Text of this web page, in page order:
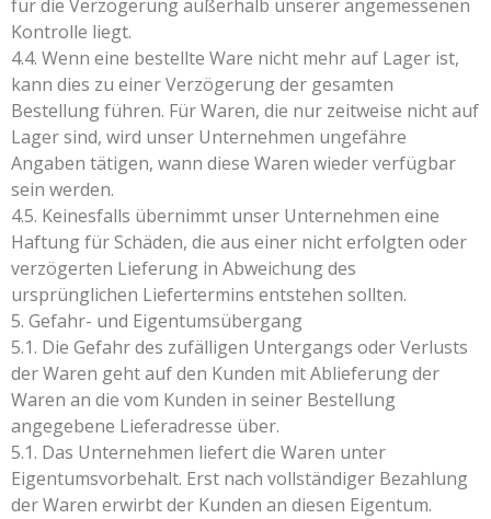
für die Verzögerung außerhalb unserer angemessenen
Kontrolle liegt.
4.4. Wenn eine bestellte Ware nicht mehr auf Lager ist,
kann dies zu einer Verzögerung der gesamten
Bestellung führen. Für Waren, die nur zeitweise nicht auf
Lager sind, wird unser Unternehmen ungefähre
Angaben tätigen, wann diese Waren wieder verfügbar
sein werden.
4.5. Keinesfalls übernimmt unser Unternehmen eine
Haftung für Schäden, die aus einer nicht erfolgten oder
verzögerten Lieferung in Abweichung des
ursprünglichen Liefertermins entstehen sollten.
5. Gefahr- und Eigentumsübergang
5.1. Die Gefahr des zufälligen Untergangs oder Verlusts
der Waren geht auf den Kunden mit Ablieferung der
Waren an die vom Kunden in seiner Bestellung
angegebene Lieferadresse über.
5.1. Das Unternehmen liefert die Waren unter
Eigentumsvorbehalt. Erst nach vollständiger Bezahlung
der Waren erwirbt der Kunden an diesen Eigentum.